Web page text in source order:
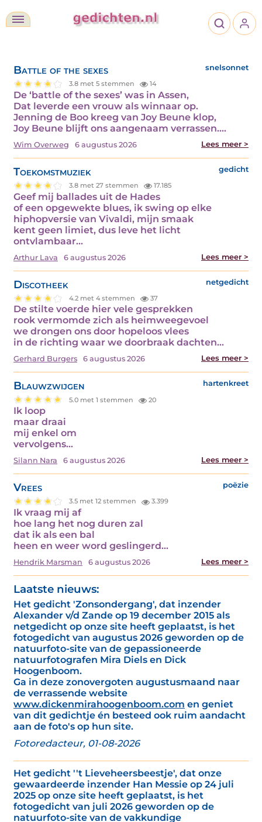
Battle of the sexes snelsonnet
3.8 met 5 stemmen 14
De ‘battle of the sexes’ was in Assen,
Dat leverde een vrouw als winnaar op.
Jenning de Boo kreeg van Joy Beune klop,
Joy Beune blijft ons aangenaam verrassen.…
Wim Overweg 6 augustus 2026 Lees meer >
Toekomstmuziek gedicht
3.8 met 27 stemmen 17.185
Geef mij ballades uit de Hades
of een opgewekte blues, ik swing op elke
hiphopversie van Vivaldi, mijn smaak
kent geen limiet, dus leve het licht
ontvlambaar…
Arthur Lava 6 augustus 2026 Lees meer >
Discotheek netgedicht
4.2 met 4 stemmen 37
De stilte voerde hier vele gesprekken
rook vermomde zich als heimweegevoel
we drongen ons door hopeloos vlees
in de richting waar we doorbraak dachten…
Gerhard Burgers 6 augustus 2026 Lees meer >
Blauwzwijgen hartenkreet
5.0 met 1 stemmen 20
Ik loop
maar draai
mij enkel om
vervolgens…
Silann Nara 6 augustus 2026 Lees meer >
Vrees poëzie
3.5 met 12 stemmen 3.399
Ik vraag mij af
hoe lang het nog duren zal
dat ik als een bal
heen en weer word geslingerd…
Hendrik Marsman 6 augustus 2026 Lees meer >
Laatste nieuws:
Het gedicht 'Zonsondergang', dat inzender
Alexander v/d Zande op 19 december 2015 als
netgedicht op onze site heeft geplaatst, is het
fotogedicht van augustus 2026 geworden op de
natuurfoto-site van de gepassioneerde
natuurfotografen Mira Diels en Dick
Hoogenboom.
Ga in deze zonovergoten augustusmaand naar
de verrassende website
www.dickenmirahoogenboom.com en geniet
van dit gedichtje én besteed ook ruim aandacht
aan de foto's op hun site.
Fotoredacteur, 01-08-2026
Het gedicht ''t Lieveheersbeestje', dat onze
gewaardeerde inzender Han Messie op 24 juli
2025 op onze site heeft geplaatst, is het
fotogedicht van juli 2026 geworden op de
natuurfoto-site van de vakkundige